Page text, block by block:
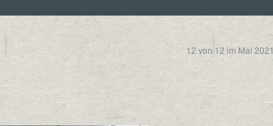
12 von 12 im Mai 2021